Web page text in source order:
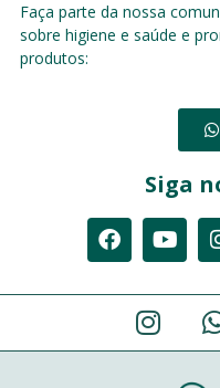
Faça parte da nossa
sobre higiene e saúde e
produtos:
Siga